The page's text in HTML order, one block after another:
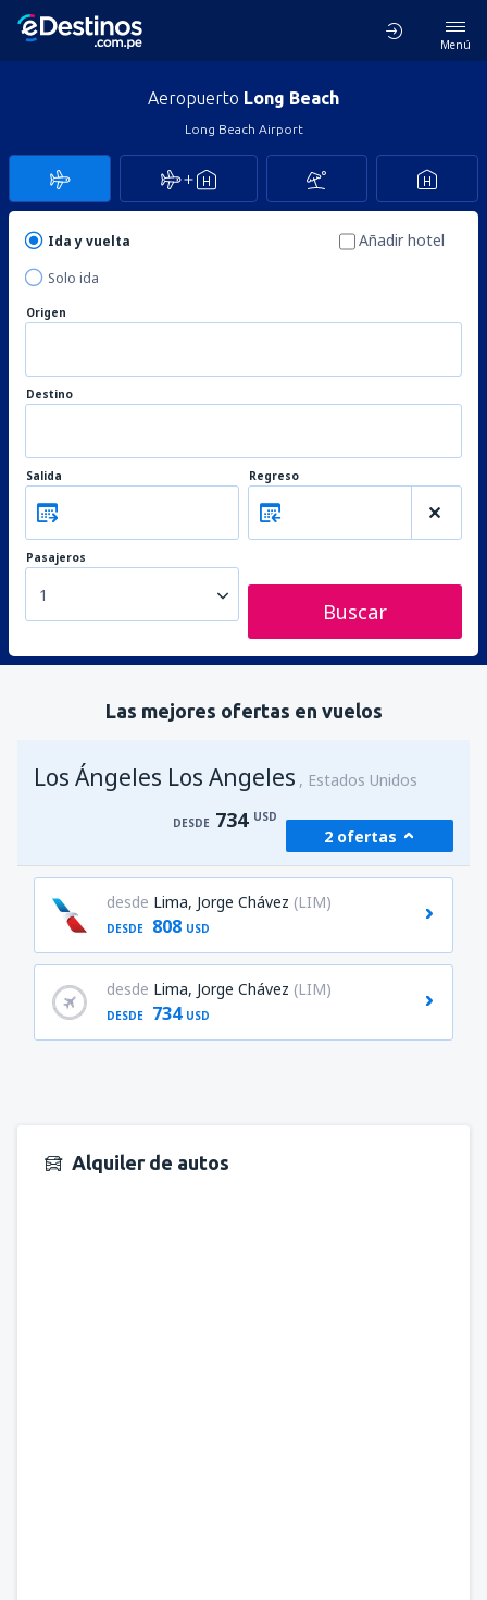
Menú
Aeropuerto Long Beach
Long Beach Airport
Ida y vuelta
Solo ida
Añadir hotel
Origen
Destino
Salida Regreso
Pasajeros
1
Buscar
Las mejores ofertas en vuelos
Los Ángeles Los Angeles Estados Unidos
DESDE 734 USD
2 ofertas
desde Lima, Jorge Chávez (LIM)
DESDE 808 USD
desde Lima, Jorge Chávez (LIM)
DESDE 734 USD
Alquiler de autos